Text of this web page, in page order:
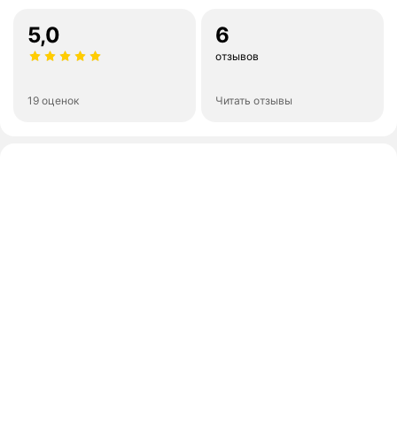
5,0
19 оценок
6
отзывов
Читать отзывы